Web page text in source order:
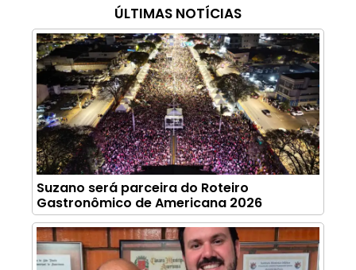
ÚLTIMAS NOTÍCIAS
Suzano será parceira do Roteiro
Gastronômico de Americana 2026